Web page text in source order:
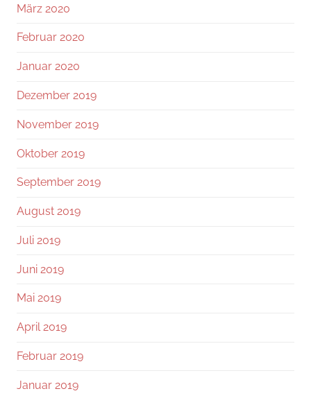
März 2020
Februar 2020
Januar 2020
Dezember 2019
November 2019
Oktober 2019
September 2019
August 2019
Juli 2019
Juni 2019
Mai 2019
April 2019
Februar 2019
Januar 2019